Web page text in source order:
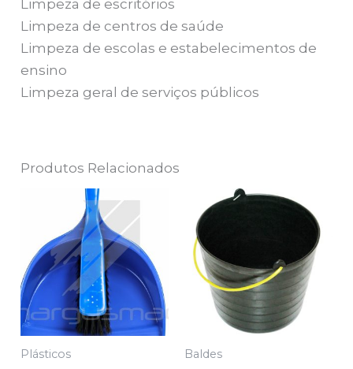
Limpeza de escritórios
Limpeza de centros de saúde
Limpeza de escolas e estabelecimentos de
ensino
Limpeza geral de serviços públicos
Produtos Relacionados
Plásticos Baldes